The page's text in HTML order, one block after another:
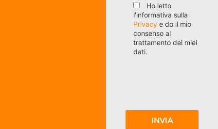
Ho letto
l'informativa sulla
Privacy e do il mio
consenso al
trattamento dei miei
dati.